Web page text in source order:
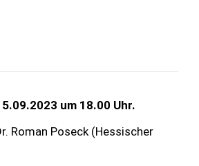
um 18.00 Uhr.
Roman Poseck (Hessischer